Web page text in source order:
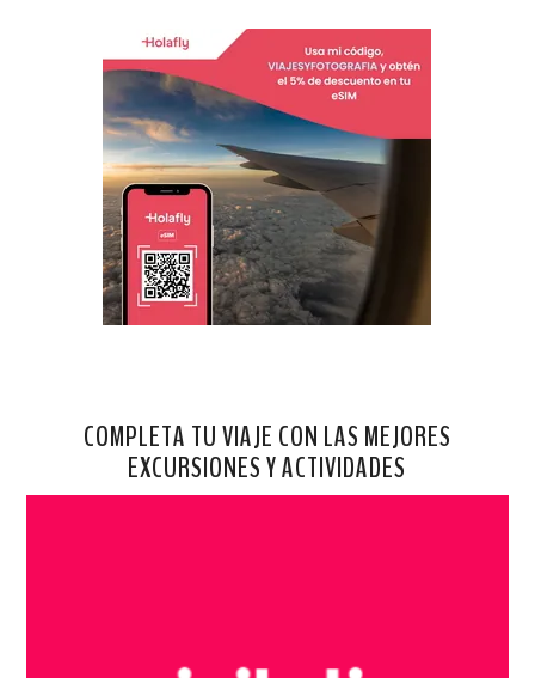
COMPLETA TU VIAJE CON LAS MEJORES
EXCURSIONES Y ACTIVIDADES